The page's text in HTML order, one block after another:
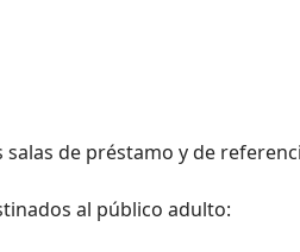
de préstamo y de
al público adulto: